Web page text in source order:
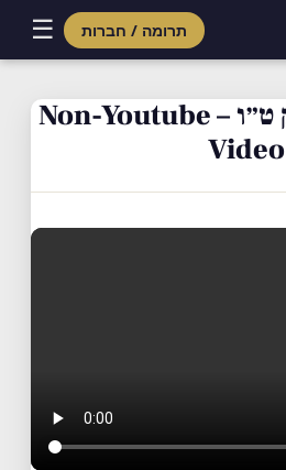
תרומה / חברות ☰
contentהלכות שבת פרק ט״ו – Non-Youtube
Video